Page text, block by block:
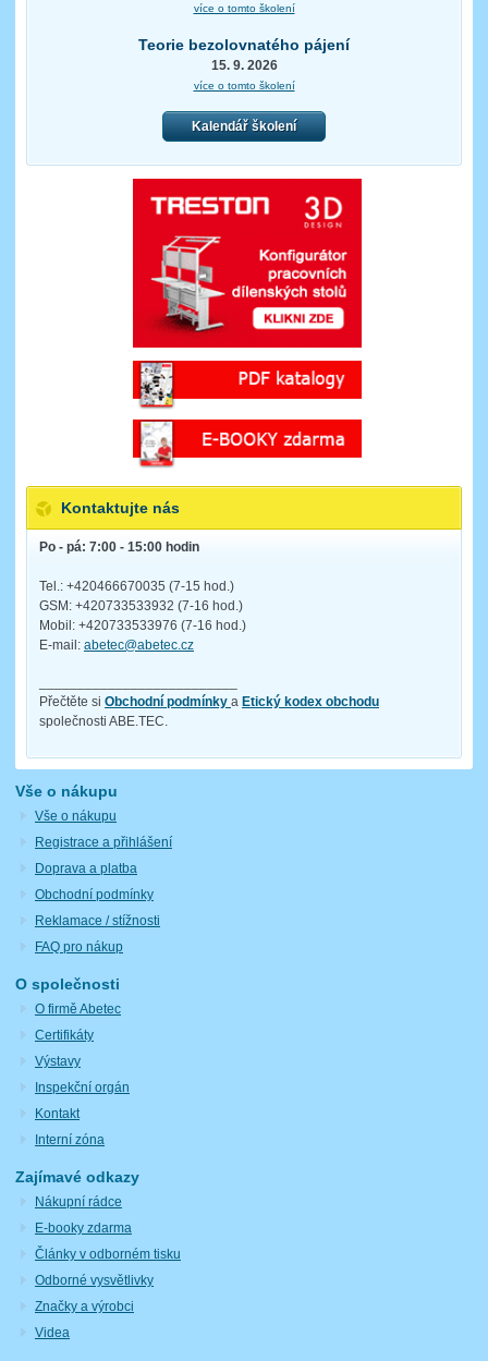
více o tomto školení
Teorie bezolovnatého pájení
15. 9. 2026
více o tomto školení
Kalendář školení
Kontaktujte nás
Po - pá: 7:00 - 15:00 hodin
Tel.: +420466670035 (7-15 hod.)
GSM: +420733533932 (7-16 hod.)
Mobil: +420733533976 (7-16 hod.)
E-mail: abetec@abetec.cz
Přečtěte si Obchodní podmínky a Etický kodex obchodu
společnosti ABE.TEC.
Vše o nákupu
Vše o nákupu
Registrace a přihlášení
Doprava a platba
Obchodní podmínky
Reklamace / stížnosti
FAQ pro nákup
O společnosti
O firmě Abetec
Certifikáty
Výstavy
Inspekční orgán
Kontakt
Interní zóna
Zajímavé odkazy
Nákupní rádce
E-booky zdarma
Články v odborném tisku
Odborné vysvětlivky
Značky a výrobci
Videa